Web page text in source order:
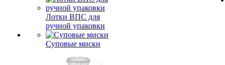
Лотки ВПС для
ручной упаковки
Суповые миски